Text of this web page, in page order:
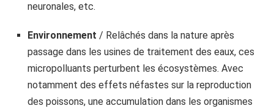
neuronales, etc.
Environnement / Relâchés dans la nature après
passage dans les usines de traitement des eaux, ces
micropolluants perturbent les écosystèmes. Avec
notamment des effets néfastes sur la reproduction
des poissons, une accumulation dans les organismes